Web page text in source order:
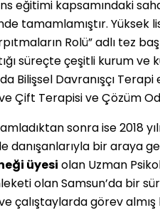
eğitimi kapsamındaki
tamamlamıştır. Yüksek
Rolü” adlı tez
süreçte çeşitli kurum
Bilişsel Davranışçı
Çift Terapisi ve Çözüm
sonra ise 2018
danışanlarıyla bir araya
üyesi olan Uzman
olan Samsun’da bir
çalıştaylarda görev almış